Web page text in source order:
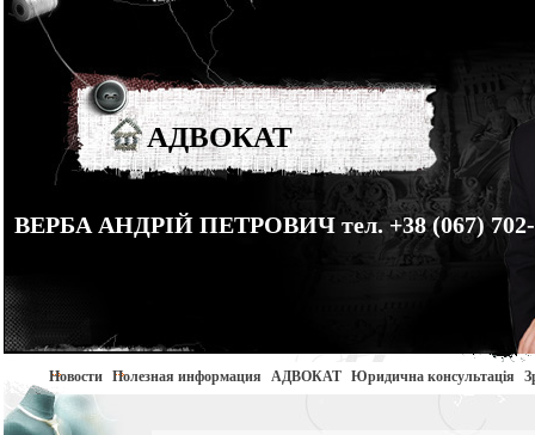
АДВОКАТ
ВЕРБА АНДРІЙ ПЕТРОВИЧ тел. +38 (067) 702-
Новости Полезная информация АДВОКАТ Юридична консультація